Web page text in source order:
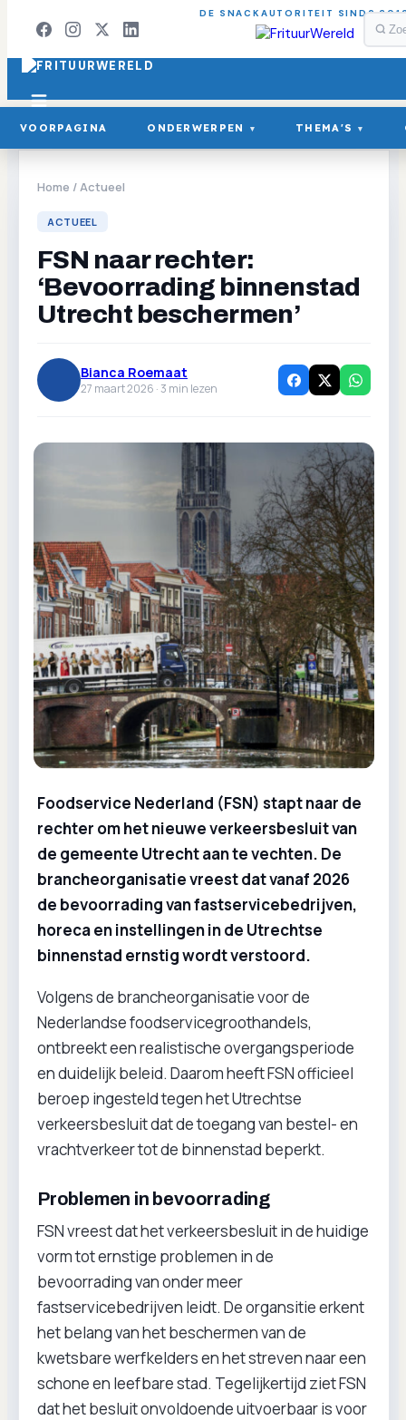
DE SNACKAUTORITEIT SINDS
VOORPAGINA ONDERWERPEN ▾ THEMA'S ▾
Home /Actueel
ACTUEEL
FSN naar rechter:
‘Bevoorrading binnenstad
Utrecht beschermen’
Bianca Roemaat
27 maart 2026 ·3 min lezen
Foodservice Nederland (FSN) stapt naar de
rechter om het nieuwe verkeersbesluit van
de gemeente Utrecht aan te vechten. De
brancheorganisatie vreest dat vanaf 2026
de bevoorrading van fastservicebedrijven,
horeca en instellingen in de Utrechtse
binnenstad ernstig wordt verstoord.
Volgens de brancheorganisatie voor de
Nederlandse foodservicegroothandels,
ontbreekt een realistische overgangsperiode
en duidelijk beleid. Daarom heeft FSN officieel
beroep ingesteld tegen het Utrechtse
verkeersbesluit dat de toegang van bestel- en
vrachtverkeer tot de binnenstad beperkt.
Problemen in bevoorrading
FSN vreest dat het verkeersbesluit in de huidige
vorm tot ernstige problemen in de
bevoorrading van onder meer
fastservicebedrijven leidt. De organsitie erkent
het belang van het beschermen van de
kwetsbare werfkelders en het streven naar een
schone en leefbare stad. Tegelijkertijd ziet FSN
dat het besluit onvoldoende uitvoerbaar is voor